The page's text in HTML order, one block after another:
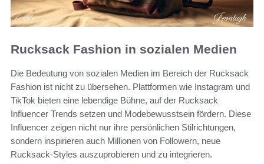
Rucksack Fashion in sozialen Medien
Die Bedeutung von sozialen Medien im Bereich der Rucksack
Fashion ist nicht zu übersehen. Plattformen wie Instagram und
TikTok bieten eine lebendige Bühne, auf der Rucksack
Influencer Trends setzen und Modebewusstsein fördern. Diese
Influencer zeigen nicht nur ihre persönlichen Stilrichtungen,
sondern inspirieren auch Millionen von Followern, neue
Rucksack-Styles auszuprobieren und zu integrieren.